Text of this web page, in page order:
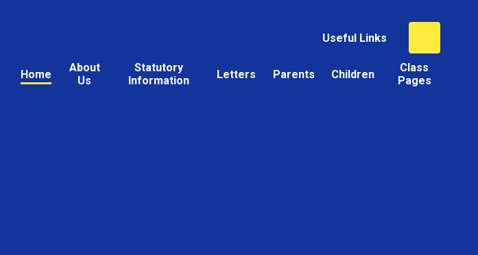
Useful Links
Home
About
Us
Statutory
Information
Letters Parents Children
Class
Pages